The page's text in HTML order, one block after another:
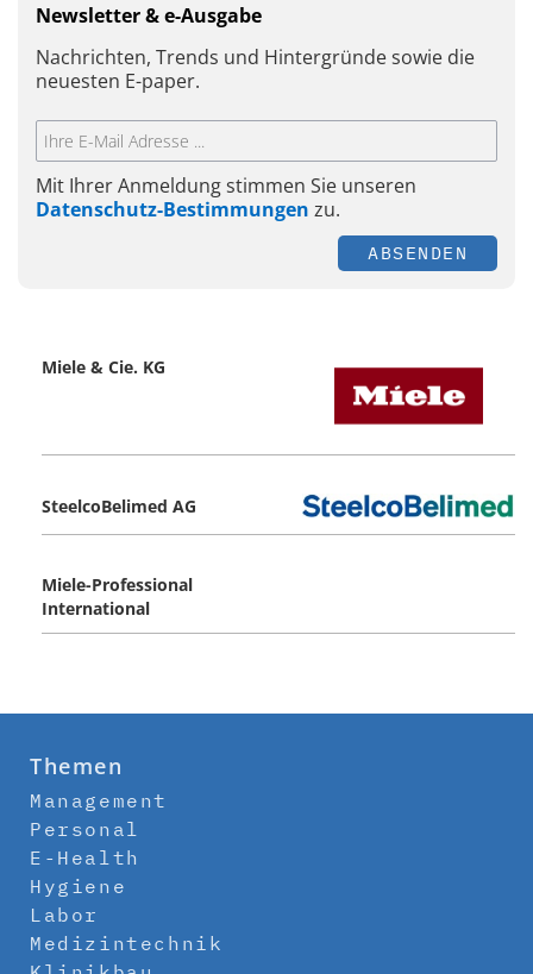
Newsletter & e-Ausgabe
Nachrichten, Trends und Hintergründe sowie die
neuesten E-paper.
Mit Ihrer Anmeldung stimmen Sie unseren
Datenschutz-Bestimmungen zu.
ABSENDEN
Miele & Cie. KG
SteelcoBelimed AG
Miele-Professional
International
Themen
Management
Personal
E-Health
Hygiene
Labor
Medizintechnik